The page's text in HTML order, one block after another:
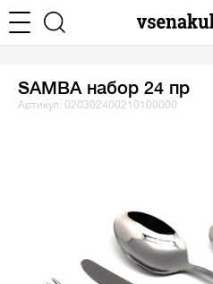
SAMBA набор 24 пр
Артикул: 020302400210100000